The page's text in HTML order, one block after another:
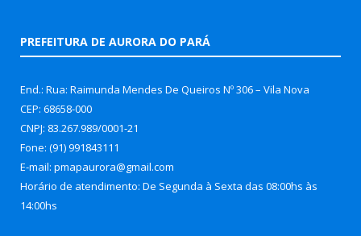
PREFEITURA DE AURORA DO PARÁ
End.: Rua: Raimunda Mendes De Queiros Nº 306 – Vila Nova
CEP: 68658-000
CNPJ: 83.267.989/0001-21
Fone: (91) 991843111
E-mail: pmapaurora@gmail.com
Horário de atendimento: De Segunda à Sexta das 08:00hs às
14:00hs